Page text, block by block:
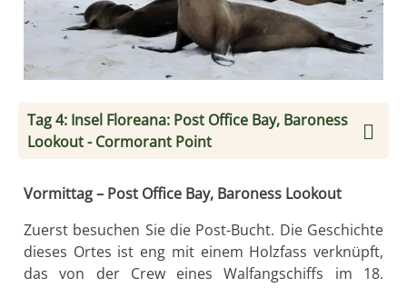
Tag 4: Insel Floreana: Post Office Bay, Baroness
Lookout - Cormorant Point
Vormittag – Post Office Bay, Baroness Lookout
Zuerst besuchen Sie die Post-Bucht. Die Geschichte
dieses Ortes ist eng mit einem Holzfass verknüpft,
das von der Crew eines Walfangschiffs im 18.